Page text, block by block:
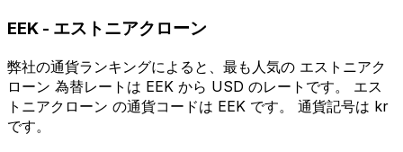
EEK - エストニアクローン
弊社の通貨ランキングによると、最も人気の エストニアク
ローン 為替レートは EEK から USD のレートです。 エス
トニアクローン の通貨コードは EEK です。 通貨記号は kr
です。